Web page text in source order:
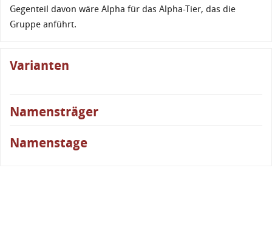
Gegenteil davon wäre Alpha für das Alpha-Tier, das die
Gruppe anführt.
Varianten
Namensträger
Namenstage